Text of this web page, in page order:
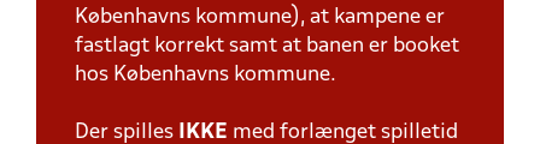
Københavns kommune), at kampene er
fastlagt korrekt samt at banen er booket
hos Københavns kommune.
Der spilles IKKE med forlænget spilletid